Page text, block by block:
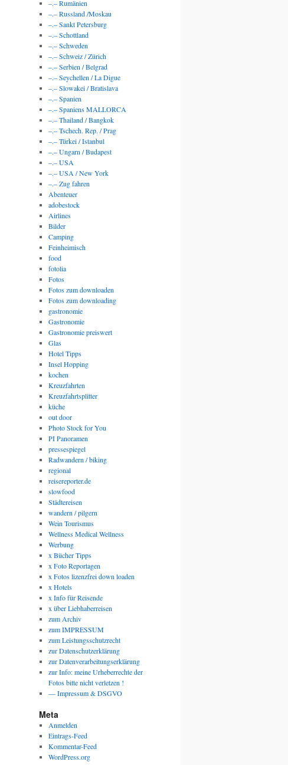
–.– Rumänien
–.– Russland /Moskau
–.– Sankt Petersburg
–.– Schottland
–.– Schweden
–.– Schweiz / Zürich
–.– Serbien / Belgrad
–.– Seychellen / La Digue
–.– Slowakei / Bratislava
–.– Spanien
–.– Spaniens MALLORCA
–.– Thailand / Bangkok
–.– Tschech. Rep. / Prag
–.– Türkei / Istanbul
–.– Ungarn / Budapest
–.– USA
–.– USA / New York
–.– Zug fahren
Abenteuer
adobestock
Airlines
Bilder
Camping
Feinheimisch
food
fotolia
Fotos
Fotos zum downloaden
Fotos zum downloading
gastronomie
Gastronomie
Gastronomie preiswert
Glas
Hotel Tipps
Insel Hopping
kochen
Kreuzfahrten
Kreuzfahrtsplitter
küche
out door
Photo Stock for You
PI Panoramen
pressespiegel
Radwandern / biking
regional
reisereporter.de
slowfood
Städtereisen
wandern / pilgern
Wein Tourismus
Wellness Medical Wellness
Werbung
x Bücher Tipps
x Foto Reportagen
x Fotos lizenzfrei down loaden
x Hotels
x Info für Reisende
x über Liebhaberreisen
zum Archiv
zum IMPRESSUM
zum Leistungsschutzrecht
zur Datenschutzerklärung
zur Datenverarbeitungserklärung
zur Info: meine Urheberrechte der
Fotos bitte nicht verletzen !
— Impressum & DSGVO
Meta
Anmelden
Eintrags-Feed
Kommentar-Feed
WordPress.org